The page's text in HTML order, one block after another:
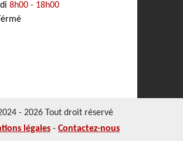
8h00 - 18h00
- 2026 Tout droit réservé
légales - Contactez-nous